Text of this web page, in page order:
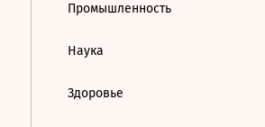
Промышленность
Наука
Здоровье